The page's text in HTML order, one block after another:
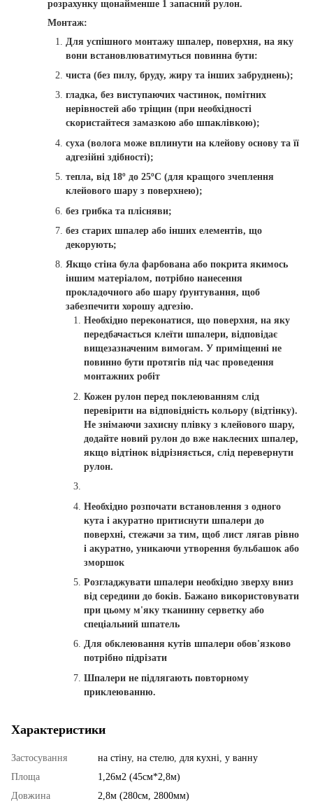
розрахунку щонайменше 1 запасний рулон.
Монтаж:
Для успішного монтажу шпалер, поверхня, на яку
вони встановлюватимуться повинна бути:
чиста (без пилу, бруду, жиру та інших забруднень);
гладка, без виступаючих частинок, помітних
нерівностей або тріщин (при необхідності
скористайтеся замазкою або шпаклівкою);
суха (волога може вплинути на клейову основу та її
адгезійні здібності);
тепла, від 18º до 25ºС (для кращого зчеплення
клейового шару з поверхнею);
без грибка та плісняви;
без старих шпалер або інших елементів, що
декорують;
Якщо стіна була фарбована або покрита якимось
іншим матеріалом, потрібно нанесення
прокладочного або шару ґрунтування, щоб
забезпечити хорошу адгезію.
Необхідно переконатися, що поверхня, на яку
передбачається клеїти шпалери, відповідає
вищезазначеним вимогам. У приміщенні не
повинно бути протягів під час проведення
монтажних робіт
Кожен рулон перед поклеюванням слід
перевірити на відповідність кольору (відтінку).
Не знімаючи захисну плівку з клейового шару,
додайте новий рулон до вже наклеєних шпалер,
якщо відтінок відрізняється, слід перевернути
рулон.
Необхідно розпочати встановлення з одного
кута і акуратно притиснути шпалери до
поверхні, стежачи за тим, щоб лист лягав рівно
і акуратно, уникаючи утворення бульбашок або
зморшок
Розгладжувати шпалери необхідно зверху вниз
від середини до боків. Бажано використовувати
при цьому м'яку тканинну серветку або
спеціальний шпатель
Для обклеювання кутів шпалери обов'язково
потрібно підрізати
Шпалери не підлягають повторному
приклеюванню.
Характеристики
Застосування на стіну, на стелю для кухні у ванну
Площа
1,26м2 (45см*2,8м)
Довжина
2,8м (280см, 2800мм)